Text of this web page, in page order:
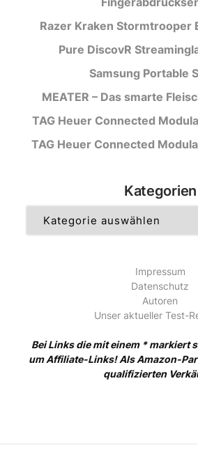
Razer Kraken Stormtrooper
Pure DiscovR
Samsung Portable
MEATER – Das smarte
TAG Heuer Connected
TAG Heuer Connected
Kategorien
Impressum
Datenschutz
Autoren
Unser aktueller Test-
Bei Links die mit einem * markiert
um Affiliate-Links! Als Amazon-
qualifizierten